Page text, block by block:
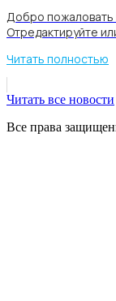
Добро пожаловать
Отредактируйте
Читать полностью
Читать все новости
Все права